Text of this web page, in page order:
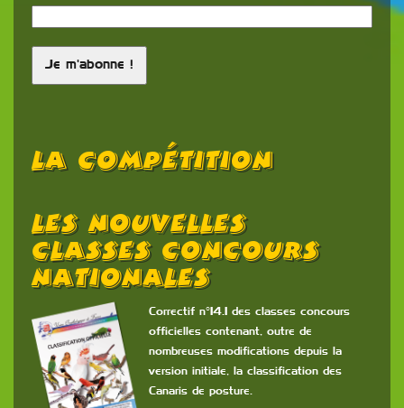
La Compétition
Les Nouvelles
Classes Concours
Nationales
Correctif n°14.1 des classes concours
officielles contenant, outre de
nombreuses modifications depuis la
version initiale, la classification des
Canaris de posture.